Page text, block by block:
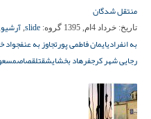
منتقل شدگان
تاریخ: خرداد 4ام, 1395 گروه: slide
, آرشیو
به انفرادیایمان فاطمی پورتجاوز به عنفجواد
رجایی شهر کرجفرهاد بخشایشقتلقصاص